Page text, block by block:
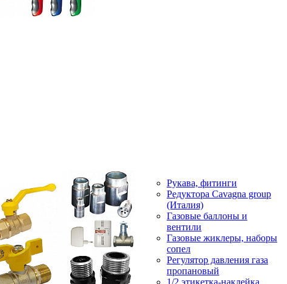
Рукава, фитинги
Редуктора Cavagna group
(Италия)
Газовые баллоны и
вентили
Газовые жиклеры, наборы
сопел
Регулятор давления газа
пропановый
1/2 этикетка-наклейка